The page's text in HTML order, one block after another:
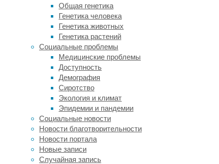
Общая генетика
Генетика человека
Генетика животных
Генетика растений
Социальные проблемы
Медицинские проблемы
Доступность
Демография
Сиротство
Экология и климат
Эпидемии и пандемии
Социальные новости
Новости благотворительности
Новости портала
Новые записи
Случайная запись
люди
сталкивались
чумной
инфекцией
минимум
тысячи
лет
раньше,
чем
выявленный
случай